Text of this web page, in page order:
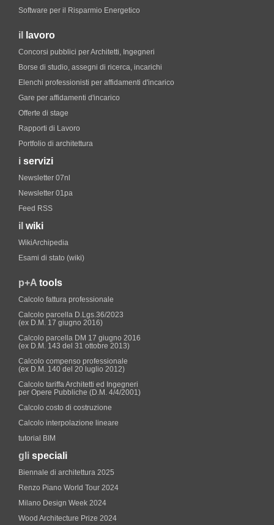
Software per il Risparmio Energetico
il lavoro
Concorsi pubblici per Architetti, Ingegneri
Borse di studio, assegni di ricerca, incarichi
Elenchi professionisti per affidamenti d'incarico
Gare per affidamenti d'incarico
Offerte di stage
Rapporti di Lavoro
Portfolio di architettura
i servizi
Newsletter 07nl
Newsletter 01pa
Feed RSS
il wiki
WikiArchipedia
Esami di stato (wiki)
p+A tools
Calcolo fattura professionale
Calcolo parcella D.Lgs.36/2023
(ex D.M. 17 giugno 2016)
Calcolo parcella DM 17 giugno 2016
(ex D.M. 143 del 31 ottobre 2013)
Calcolo compenso professionale
(ex D.M. 140 del 20 luglio 2012)
Calcolo tariffa Architetti ed Ingegneri
per Opere Pubbliche (D.M. 4/4/2001)
Calcolo costo di costruzione
Calcolo interpolazione lineare
tutorial BIM
gli speciali
Biennale di architettura 2025
Renzo Piano World Tour 2024
Milano Design Week 2024
Wood Architecture Prize 2024